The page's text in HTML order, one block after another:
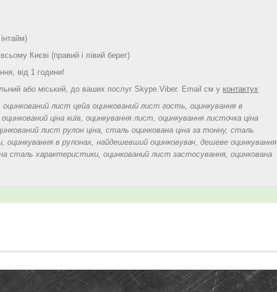
Києві (правий і лівий берег)
від 1 години!
або міський, до ваших послуг Skype.Viber. Email см у контактух
лист цейа оцинкований лист гость, оцинкування в
ціна київ, оцинкування лист, оцинкування листочка ціна
лист рулон ціна, сталь оцинкована ціна за тонну, сталь
оцинкування в рулонах, найдешевший оцинковувач, дешеве оцинкування
сталь характеристики, оцинкований лист застосування, оцинкована